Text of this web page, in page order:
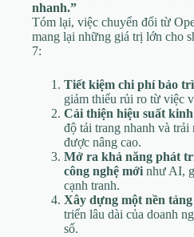
nhanh.”
Tóm lại, việc chuyển đổi từ
mang lại những giá trị lớn cho
7:
Tiết kiệm chi phí bảo
giảm thiểu rủi ro từ việc
Cải thiện hiệu suất
độ tải trang nhanh và
được nâng cao.
Mở ra khả năng phát
công nghệ mới như AI,
cạnh tranh.
Xây dựng một nền
triển lâu dài của doanh
số.